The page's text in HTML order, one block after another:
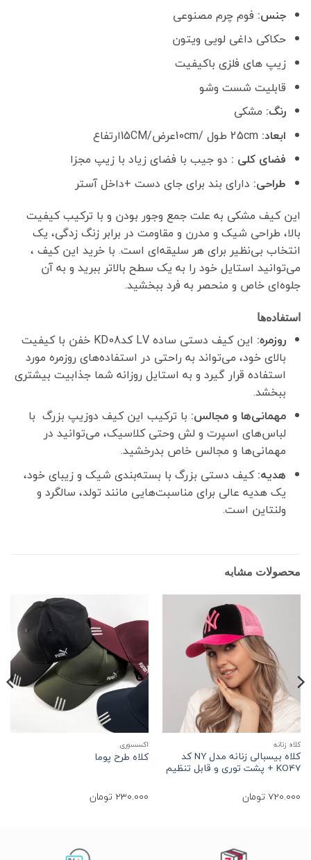
جنس:فوم چرم مصنوعی
حکاکی داغی لویی ویتون
زیپ های فلزی باکیفیت
قابلیت شست وشو
رنگ:مشکی
ابعاد:25cm طول /10cmعرض/15CMارتفاع
فضای کلی : دو جیب با فضای زیاد با زیپ مجزا
طراحی:دارای بند برای جای دست +داخل آستر
این کیف مشکی به علت جمع وجور بودن و با ترکیب کیفیت
بالا، طراحی شیک و مدرن و مقاومت در برابر زنگ زدگی، یک
انتخاب بی‌نظیر برای هر سلیقه‌ای است. با خرید این کیف ،
می‌توانید استایل خود را به یک سطح بالاتر ببرید و به آن
جلوه‌ای خاص و منحصر به فرد ببخشید.
استفاده‌ها
روزمره:
این کیف دستی ساده LV کدKD08 خفن با کیفیت
بالای خود، می‌تواند به راحتی در استفاده‌های روزمره مورد
استفاده قرار گیرد و به استایل روزانه شما جذابیت بیشتری
ببخشد.
مهمانی‌ها و مجالس:با ترکیب این کیف دوزیپ بزرگ با
لباس‌های اسپرت و لش وحتی کلاسیک، می‌توانید در
مهمانی‌ها و مجالس خاص بدرخشید.
هدیه:کیف دستی بزرگ با بسته‌بندی شیک و زیبای خود،
یک هدیه عالی برای مناسبت‌هایی مانند تولد، سالگرد و
ولنتاین است.
محصولات مشابه
کلاه زنانه
کلاه بیسبالی زنانه مدل NY کد
KO47 + پشت توری و قابل تنظیم
720.000تومان
اکسسوری
کلاه طرح پوما
230.000تومان